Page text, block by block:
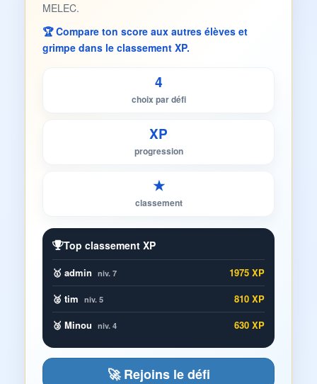
MELEC.
🏆 Compare ton score aux autres élèves et
grimpe dans le classement XP.
4
choix par défi
XP
progression
★
classement
Top classement XP
🥇 admin niv. 7
1975 XP
🥈 tim niv. 5
810 XP
🥉 Minou niv. 4 630 XP
🚀 Rejoins le défi